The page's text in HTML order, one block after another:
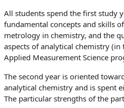
All students spend the first study
fundamental concepts and skills
metrology in chemistry, and the
aspects of analytical chemistry (in
Applied Measurement Science
The second year is oriented
analytical chemistry and is spent
The particular strengths of the